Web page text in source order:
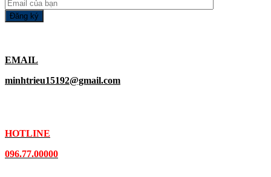
EMAIL
minhtrieu15192@gmail.com
HOTLINE
096.77.00000